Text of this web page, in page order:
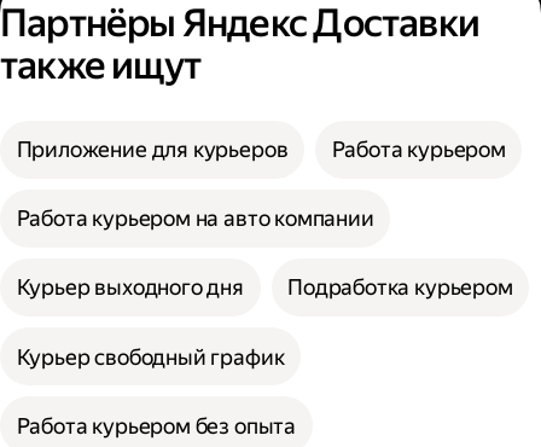
Партнёры Яндекс Доставки
также ищут
Приложение для курьеров Работа курьером
Работа курьером на авто компании
Курьер выходного дня Подработка курьером
Курьер свободный график
Работа курьером без опыта